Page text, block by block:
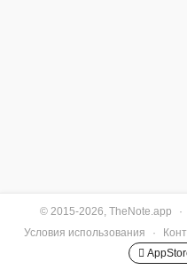
© 2015-2026, TheNote.app ·
Условия использования
·
